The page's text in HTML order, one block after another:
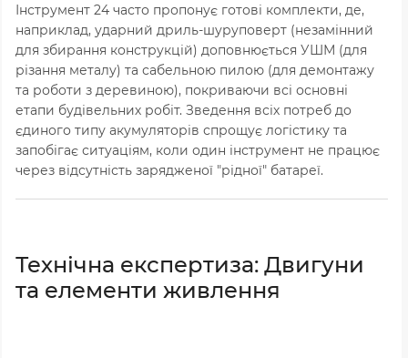
Інструмент 24 часто пропонує готові комплекти, де,
наприклад, ударний дриль-шуруповерт (незамінний
для збирання конструкцій) доповнюється УШМ (для
різання металу) та сабельною пилою (для демонтажу
та роботи з деревиною), покриваючи всі основні
етапи будівельних робіт. Зведення всіх потреб до
єдиного типу акумуляторів спрощує логістику та
запобігає ситуаціям, коли один інструмент не працює
через відсутність зарядженої "рідної" батареї.
Технічна експертиза: Двигуни
та елементи живлення